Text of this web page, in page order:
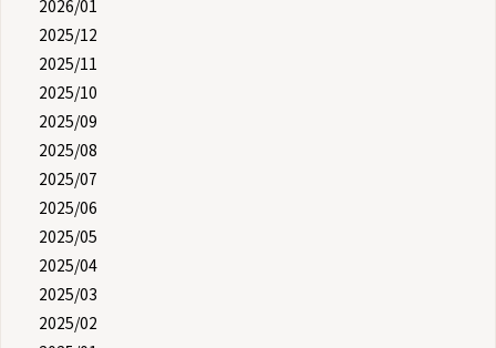
2026/01
2025/12
2025/11
2025/10
2025/09
2025/08
2025/07
2025/06
2025/05
2025/04
2025/03
2025/02